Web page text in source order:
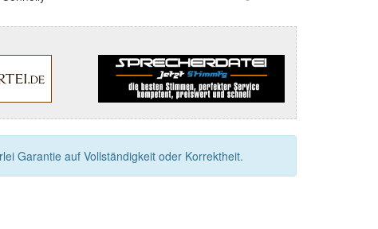
Garantie auf Vollständigkeit oder Korrektheit.